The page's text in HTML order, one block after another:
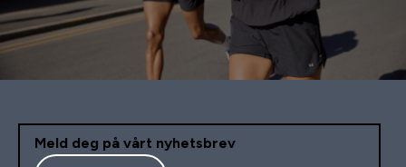
Meld deg på vårt nyhetsbrev